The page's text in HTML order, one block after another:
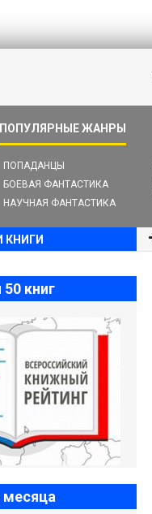
ПОПАДАНЦЫ
БОЕВАЯ ФАНТАСТИКА
НАУЧНАЯ ФАНТАСТИКА
КНИГИ
50 книг
месяца